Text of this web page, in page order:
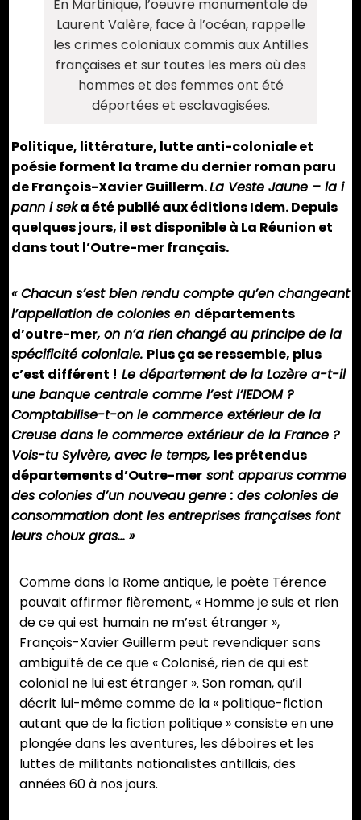
En Martinique, l’oeuvre monumentale de
Laurent Valère, face à l’océan, rappelle
les crimes coloniaux commis aux Antilles
françaises et sur toutes les mers où des
hommes et des femmes ont été
déportées et esclavagisées.
Politique, littérature, lutte anti-coloniale et
poésie forment la trame du dernier roman paru
de François-Xavier Guillerm.La Veste Jaune – la i
pann i seka été publié aux éditions Idem. Depuis
quelques jours, il est disponible à La Réunion et
dans tout l’Outre-mer français.
« Chacun s’est bien rendu compte qu’en changeant
l’appellation de colonies en départements
d’outre-mer, on n’a rien changé au principe de la
spécificité coloniale. Plus ça se ressemble, plus
c’est différent ! Le département de la Lozère a-t-il
une banque centrale comme l’est l’IEDOM ?
Comptabilise-t-on le commerce extérieur de la
Creuse dans le commerce extérieur de la France ?
Vois-tu Sylvère, avec le temps, les prétendus
départements d’Outre-mer sont apparus comme
des colonies d’un nouveau genre : des colonies de
consommation dont les entreprises françaises font
leurs choux gras… »
Comme dans la Rome antique, le poète Térence
pouvait affirmer fièrement, « Homme je suis et rien
de ce qui est humain ne m’est étranger »,
François-Xavier Guillerm peut revendiquer sans
ambiguïté de ce que « Colonisé, rien de qui est
colonial ne lui est étranger ». Son roman, qu’il
décrit lui-même comme de la « politique-fiction
autant que de la fiction politique » consiste en une
plongée dans les aventures, les déboires et les
luttes de militants nationalistes antillais, des
années 60 à nos jours.